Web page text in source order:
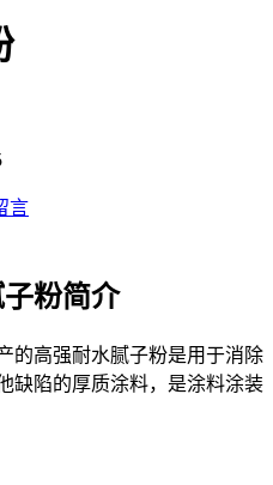
言
粉简介
的高强耐水腻子粉是用于消除
缺陷的厚质涂料，是涂料涂装